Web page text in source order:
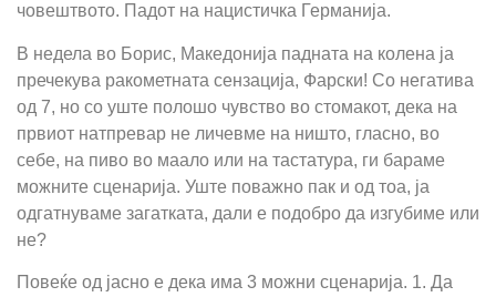
човештвото. Падот на нацистичка Германија.
В недела во Борис, Македонија падната на колена ја
пречекува ракометната сензација, Фарски! Со негатива
од 7, но со уште полошо чувство во стомакот, дека на
првиот натпревар не личевме на ништо, гласно, во
себе, на пиво во маало или на тастатура, ги бараме
можните сценарија. Уште поважно пак и од тоа, ја
одгатнуваме загатката, дали е подобро да изгубиме или
не?
Повеќе од јасно е дека има 3 можни сценарија. 1. Да